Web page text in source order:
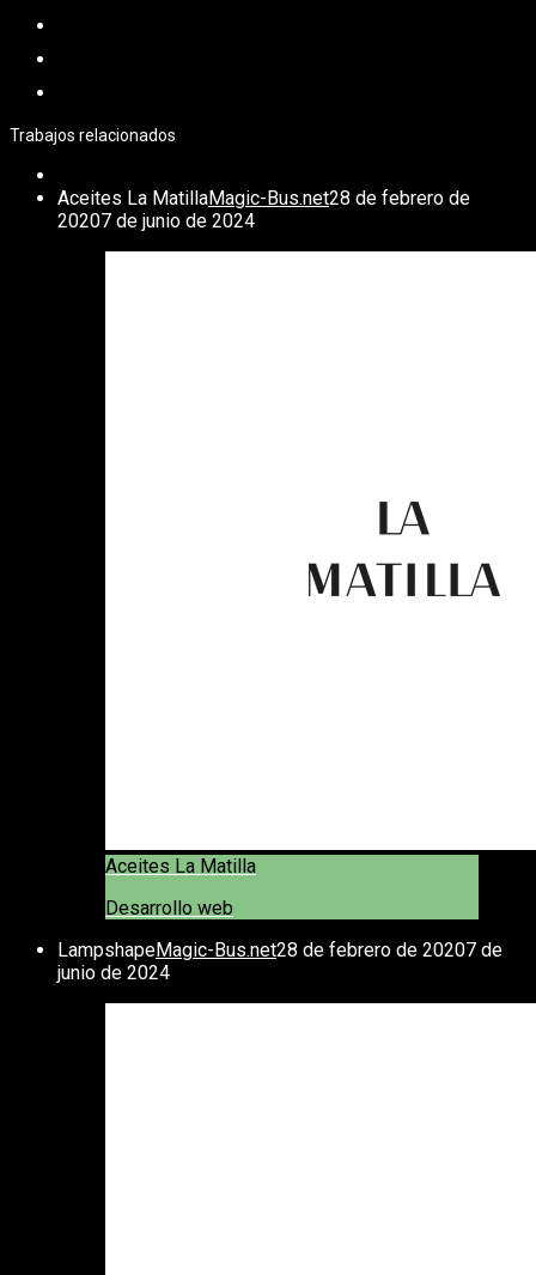
Trabajos relacionados
Aceites La MatillaMagic-Bus.net28 de febrero de
20207 de junio de 2024
Aceites La Matilla
Desarrollo web
LampshapeMagic-Bus.net28 de febrero de 20207 de
junio de 2024